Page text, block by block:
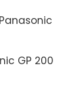
GP 200